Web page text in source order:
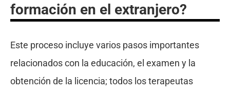
formación en el extranjero?
Este proceso incluye varios pasos importantes
relacionados con la educación, el examen y la
obtención de la licencia; todos los terapeutas